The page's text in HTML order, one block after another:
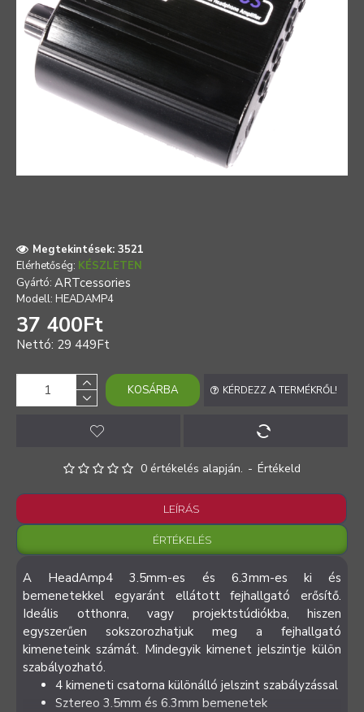
Elérhetőség: KÉSZLETEN
Gyártó: ARTcessories
Modell: HEADAMP4
Megtekintések: 3521
0 értékelés alapján. - Értékeld
37 400Ft
Nettó: 29 449Ft
KOSÁRBA KÉRDEZZ A TERMÉKRŐL!
LEÍRÁS
ÉRTÉKELÉS
A HeadAmp4 3.5mm-es és 6.3mm-es ki és
bemenetekkel egyaránt ellátott fejhallgató erősítő.
Ideális otthonra, vagy projektstúdiókba, hiszen
egyszerűen sokszorozhatjuk meg a fejhallgató
kimeneteink számát. Mindegyik kimenet jelszintje külön
szabályozható.
4 kimeneti csatorna különálló jelszint szabályzással
Sztereo 3.5mm és 6.3mm bemenetek